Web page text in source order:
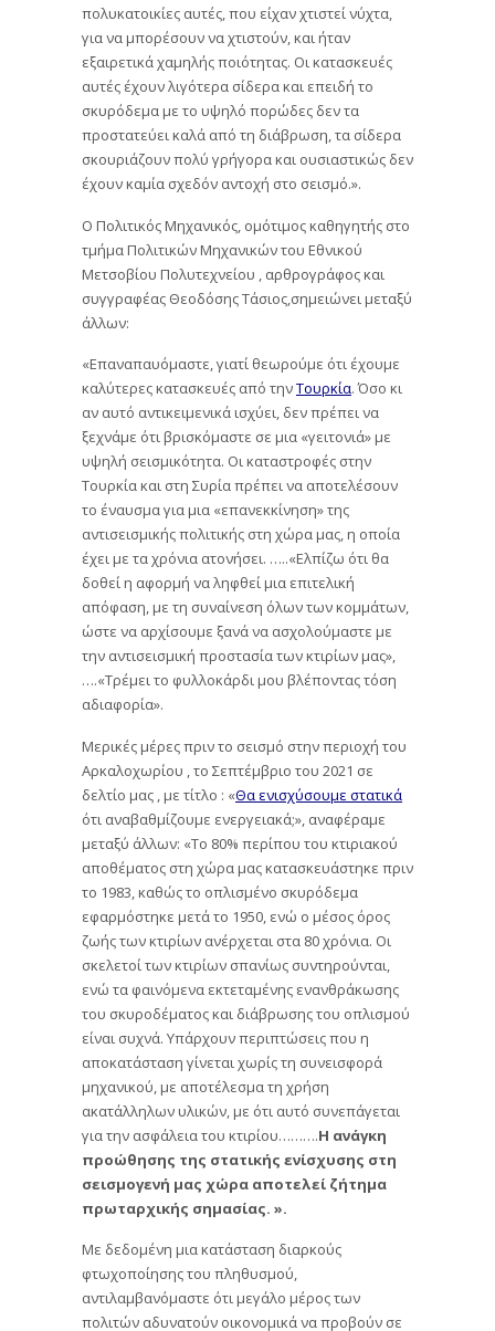
πολυκατοικίες αυτές, που είχαν χτιστεί νύχτα,
για να μπορέσουν να χτιστούν, και ήταν
εξαιρετικά χαμηλής ποιότητας. Οι κατασκευές
αυτές έχουν λιγότερα σίδερα και επειδή το
σκυρόδεμα με το υψηλό πορώδες δεν τα
προστατεύει καλά από τη διάβρωση, τα σίδερα
σκουριάζουν πολύ γρήγορα και ουσιαστικώς δεν
έχουν καμία σχεδόν αντοχή στο σεισμό.».
Ο Πολιτικός Μηχανικός, ομότιμος καθηγητής στο
τμήμα Πολιτικών Μηχανικών του Εθνικού
Μετσοβίου Πολυτεχνείου , αρθρογράφος και
συγγραφέας Θεοδόσης Τάσιος,σημειώνει μεταξύ
άλλων:
«Επαναπαυόμαστε, γιατί θεωρούμε ότι έχουμε
καλύτερες κατασκευές από τηνΤουρκία. Όσο κι
αν αυτό αντικειμενικά ισχύει, δεν πρέπει να
ξεχνάμε ότι βρισκόμαστε σε μια «γειτονιά» με
υψηλή σεισμικότητα. Οι καταστροφές στην
Τουρκία και στη Συρία πρέπει να αποτελέσουν
το έναυσμα για μια «επανεκκίνηση» της
αντισεισμικής πολιτικής στη χώρα μας, η οποία
έχει με τα χρόνια ατονήσει. …..«Ελπίζω ότι θα
δοθεί η αφορμή να ληφθεί μια επιτελική
απόφαση, με τη συναίνεση όλων των κομμάτων,
ώστε να αρχίσουμε ξανά να ασχολούμαστε με
την αντισεισμική προστασία των κτιρίων μας»,
….«Τρέμει το φυλλοκάρδι μου βλέποντας τόση
αδιαφορία».
Μερικές μέρες πριν το σεισμό στην περιοχή του
Αρκαλοχωρίου , το Σεπτέμβριο του 2021 σε
δελτίο μας , με τίτλο : «Θα ενισχύσουμε στατικά
ότι αναβαθμίζουμε ενεργειακά;», αναφέραμε
μεταξύ άλλων: «Το 80% περίπου του κτιριακού
αποθέματος στη χώρα μας κατασκευάστηκε πριν
το 1983, καθώς το οπλισμένο σκυρόδεμα
εφαρμόστηκε μετά το 1950, ενώ ο μέσος όρος
ζωής των κτιρίων ανέρχεται στα 80 χρόνια. Οι
σκελετοί των κτιρίων σπανίως συντηρούνται,
ενώ τα φαινόμενα εκτεταμένης ενανθράκωσης
του σκυροδέματος και διάβρωσης του οπλισμού
είναι συχνά. Υπάρχουν περιπτώσεις που η
αποκατάσταση γίνεται χωρίς τη συνεισφορά
μηχανικού, με αποτέλεσμα τη χρήση
ακατάλληλων υλικών, με ότι αυτό συνεπάγεται
για την ασφάλεια του κτιρίου……….Η ανάγκη
προώθησης της στατικής ενίσχυσης στη
σεισμογενή μας χώρα αποτελεί ζήτημα
πρωταρχικής σημασίας. ».
Με δεδομένη μια κατάσταση διαρκούς
φτωχοποίησης του πληθυσμού,
αντιλαμβανόμαστε ότι μεγάλο μέρος των
πολιτών αδυνατούν οικονομικά να προβούν σε